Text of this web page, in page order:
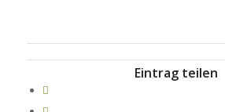
Eintrag teilen